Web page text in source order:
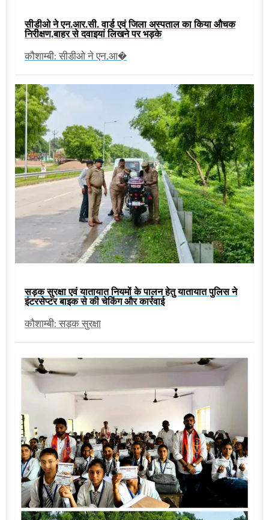
सीडीओ ने एन.आर.सी. वार्ड एवं जिला अस्पताल का किया औचक
निरीक्षण,बाहर से दवाइयां लिखने पर भड़के
कौशाम्बी: सीडीओ ने एन.आ�
सड़क सुरक्षा एवं यातायात नियमों के पालन हेतु यातायात पुलिस ने
इंटरसेप्टर बाइक से की चेकिंग और कार्रवाई
कौशाम्बी: सड़क सुरक्षा